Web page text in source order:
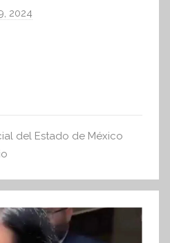
2024
e
s
I
n
del Estado de México